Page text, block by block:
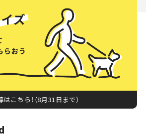
はこちら！（8月31日まで）